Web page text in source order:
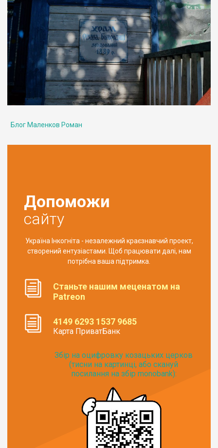
Блог Маленков Роман
Допоможи
сайту
Україна Інкогніта - незалежний краєзнавчий проект,
створений ентузіастами. Щоб працювати далі, нам
потрібна ваша підтримка.
Станьте нашим меценатом на
Patreon
4149 6293 1537 9685
Карта ПриватБанк
Збір на оцифровку козацьких церков
(тисни на картинці, або скануй
посилання на збір monobank):